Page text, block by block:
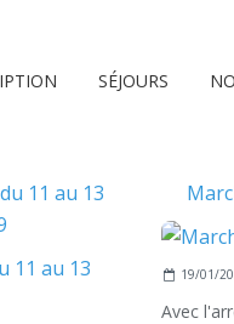
SÉJOURS
11 au 13
19/01/
Avec